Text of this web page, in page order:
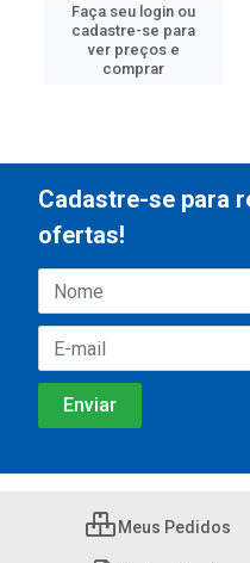
Faça seu login ou
cadastre-se para
ver preços e
comprar
Cadastre-se para
ofertas!
Meus Pedidos